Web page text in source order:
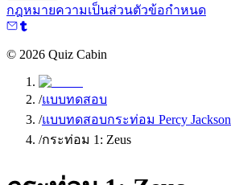
กฎหมายความเป็นส่วนตัวข้อกำหนด
© 2026 Quiz Cabin
/แบบทดสอบ
/แบบทดสอบกระท่อม Percy Jackson
/กระท่อม 1: Zeus